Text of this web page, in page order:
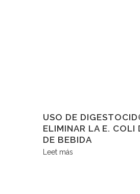
USO DE
ELIMINAR LA E. COLI
DE BEBIDA
Leet más